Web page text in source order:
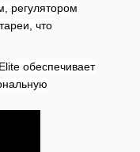
регулятором
что
обеспечивает